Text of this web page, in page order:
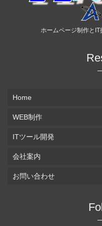
ホームページ制作と
Home
WEB制作
ITツール開発
会社案内
お問い合わせ